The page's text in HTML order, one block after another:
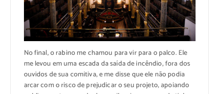
No final, o rabino me chamou para vir para o palco. Ele
me levou em uma escada da saída de incêndio, fora dos
ouvidos de sua comitiva, e me disse que ele não podia
arcar com o risco de prejudicar o seu projeto, apoiando